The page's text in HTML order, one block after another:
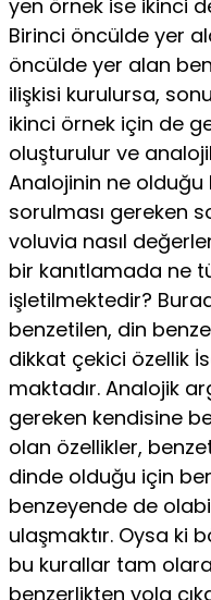
yen örnek ise ikinci
Birinci ön­cülde yer
öncülde yer alan
ilişkisi kurulursa,
ikinci örnek için de
oluşturulur ve
Analojinin ne olduğu
sorulması gereken
voluvia nasıl
bir kanıtla­mada ne
işletilmektedir?
benzetilen, din
dikkat çekici özellik
maktadır. Analojik
gereken ken­disine
olan özellikler,
dinde olduğu için
benzeyende de
ulaşmaktır. Oysa ki
bu kurallar tam
benzerlikten yola